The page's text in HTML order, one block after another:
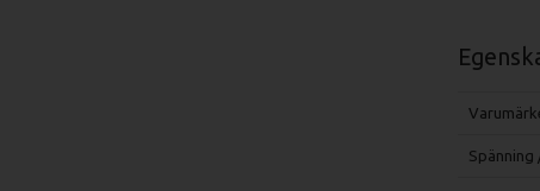
Spänning